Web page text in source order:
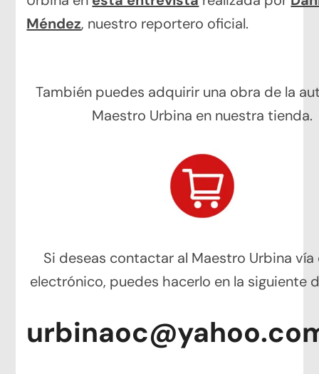
Méndez, nuestro reportero oficial.
También puedes adquirir una obra de la
Maestro Urbina en nuestra tienda.
Si deseas contactar al Maestro Urbina
electrónico, puedes hacerlo en la siguiente